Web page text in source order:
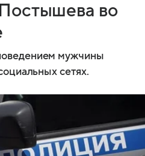
во
мужчины
сетях.